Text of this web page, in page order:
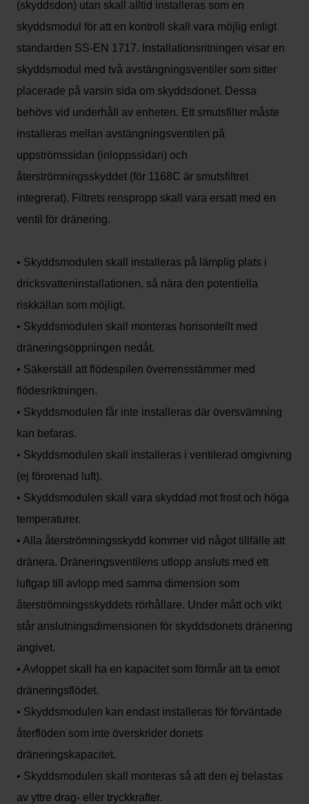
(skyddsdon) utan skall alltid installeras som en
skyddsmodul för att en kontroll skall vara möjlig enligt
standarden SS-EN 1717. Installationsritningen visar en
skyddsmodul med två avstängningsventiler som sitter
placerade på varsin sida om skyddsdonet. Dessa
behövs vid underhåll av enheten. Ett smutsfilter måste
installeras mellan avstängningsventilen på
uppströmssidan (inloppssidan) och
återströmningsskyddet (för 1168C är smutsfiltret
integrerat). Filtrets renspropp skall vara ersatt med en
ventil för dränering.
• Skyddsmodulen skall installeras på lämplig plats i
dricksvatteninstallationen, så nära den potentiella
riskkällan som möjligt.
• Skyddsmodulen skall monteras horisontellt med
dräneringsöppningen nedåt.
• Säkerställ att flödespilen överrensstämmer med
flödesriktningen.
• Skyddsmodulen får inte installeras där översvämning
kan befaras.
• Skyddsmodulen skall installeras i ventilerad omgivning
(ej förorenad luft).
• Skyddsmodulen skall vara skyddad mot frost och höga
temperaturer.
• Alla återströmningsskydd kommer vid något tillfälle att
dränera. Dräneringsventilens utlopp ansluts med ett
luftgap till avlopp med samma dimension som
återströmningsskyddets rörhållare. Under mått och vikt
står anslutningsdimensionen för skyddsdonets dränering
angivet.
• Avloppet skall ha en kapacitet som förmår att ta emot
dräneringsflödet.
• Skyddsmodulen kan endast installeras för förväntade
återflöden som inte överskrider donets
dräneringskapacitet.
• Skyddsmodulen skall monteras så att den ej belastas
av yttre drag- eller tryckkrafter.